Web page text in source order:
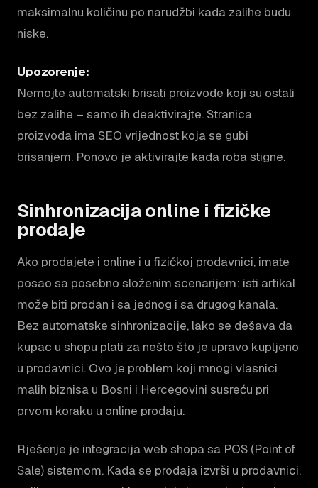
maksimalnu količinu po narudžbi kada zalihe budu
niske.
Upozorenje:
Nemojte automatski brisati proizvode koji su ostali
bez zalihe – samo ih deaktivirajte. Stranica
proizvoda ima SEO vrijednost koja se gubi
brisanjem. Ponovo je aktivirajte kada roba stigne.
Sinhronizacija online i fizičke
prodaje
Ako prodajete i online i u fizičkoj prodavnici, imate
posao sa posebno složenim scenarijem: isti artikal
može biti prodan i sa jednog i sa drugog kanala.
Bez automatske sinhronizacije, lako se dešava da
kupac u shopu plati za nešto što je upravo kupljeno
u prodavnici. Ovo je problem koji mnogi vlasnici
malih biznisa u Bosni i Hercegovini susreću pri
prvom koraku u online prodaju.
Rješenje je integracija web shopa sa POS (Point of
Sale) sistemom. Kada se prodaja izvrši u prodavnici,